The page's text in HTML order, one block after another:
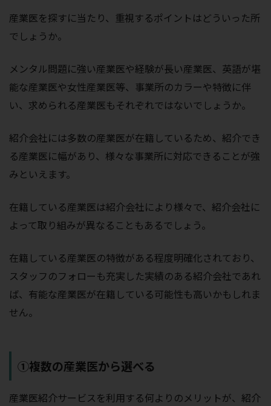
産業医を探すに当たり、重視するポイントはどういった所
でしょうか。
メンタル問題に強い産業医や経験が長い産業医、英語が堪
能な産業医や女性産業医等、事業所のカラーや特徴に伴
い、求められる産業医もそれぞれではないでしょうか。
紹介会社には多数の産業医が在籍しているため、紹介でき
る産業医に幅があり、様々な事業所に対応できることが強
みといえます。
在籍している産業医は紹介会社により様々で、紹介会社に
よって取り組みが異なることもあるでしょう。
在籍している産業医の特徴がある程度明確化されており、
スタッフのフォローも充実した実績のある紹介会社であれ
ば、有能な産業医が在籍している可能性も高いかもしれま
せん。
①複数の産業医から選べる
産業医紹介サービスを利用する何よりのメリットが、紹介